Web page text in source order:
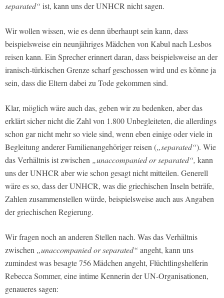
separated“ ist, kann uns der UNHCR nicht sagen.
Wir wollen wissen, wie es denn überhaupt sein kann, dass
beispielsweise ein neunjähriges Mädchen von Kabul nach Lesbos
reisen kann. Ein Sprecher erinnert daran, dass beispielsweise an der
iranisch-türkischen Grenze scharf geschossen wird und es könne ja
sein, dass die Eltern dabei zu Tode gekommen sind.
Klar, möglich wäre auch das, geben wir zu bedenken, aber das
erklärt sicher nicht die Zahl von 1.800 Unbegleiteten, die allerdings
schon gar nicht mehr so viele sind, wenn eben einige oder viele in
Begleitung anderer Familienangehöriger reisen („separated“). Wie
das Verhältnis ist zwischen „unaccompanied or separated“, kann
uns der UNHCR aber wie schon gesagt nicht mitteilen. Generell
wäre es so, dass der UNHCR, was die griechischen Inseln beträfe,
Zahlen zusammenstellen würde, beispielsweise auch aus Angaben
der griechischen Regierung.
Wir fragen noch an anderen Stellen nach. Was das Verhältnis
zwischen „unaccompanied or separated“ angeht, kann uns
zumindest was besagte 756 Mädchen angeht, Flüchtlingshelferin
Rebecca Sommer, eine intime Kennerin der UN-Organisationen,
genaueres sagen: